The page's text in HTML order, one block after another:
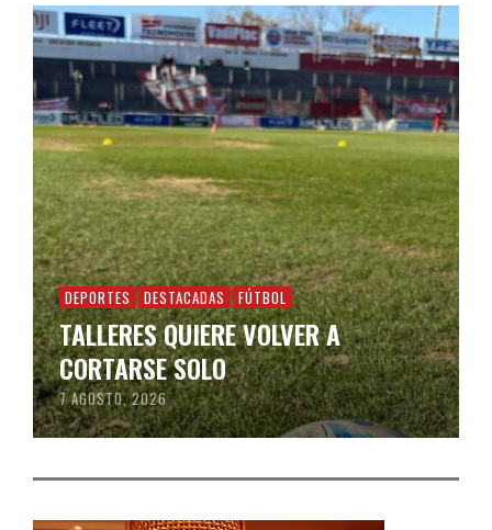
DEPORTES DESTACADAS FÚTBOL
TALLERES QUIERE VOLVER A
CORTARSE SOLO
7 AGOSTO, 2026